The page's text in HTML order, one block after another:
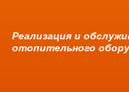
Pеализация и
отопительного